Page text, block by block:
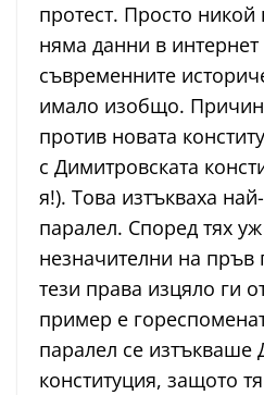
протест. Просто
няма данни в
съвременните
имало изобщо.
против новата
с Димитровската
я!). Това изтъкваха
паралел. Според тях
незначителни на пръв
тези права изцяло ги
пример е
паралел се изтъкваше
конституция, защото